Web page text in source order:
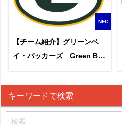
NFC
【チーム紹介】グリーンベ
イ・パッカーズ Green Bay
キーワードで検索